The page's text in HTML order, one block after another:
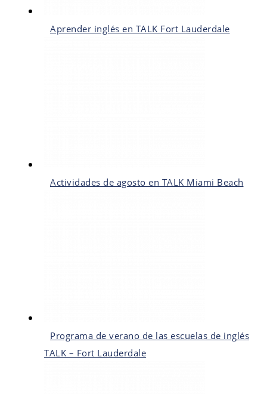
Aprender inglés en TALK Fort Lauderdale
Actividades de agosto en TALK Miami Beach
Programa de verano de las escuelas de inglés
TALK – Fort Lauderdale